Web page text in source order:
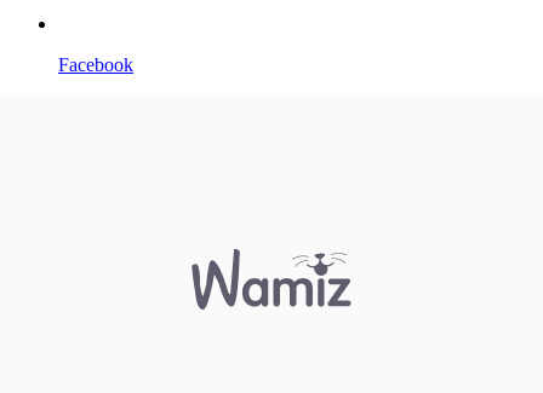
Facebook